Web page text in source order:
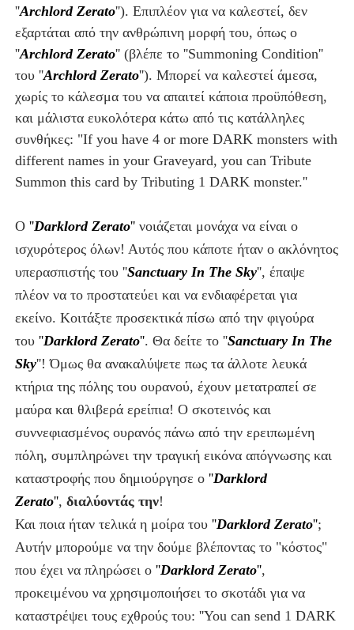
''Archlord Zerato''). Επιπλέον για να καλεστεί, δεν
εξαρτάται από την ανθρώπινη μορφή του, όπως ο
''Archlord Zerato'' (βλέπε το ''Summoning Condition''
του ''Archlord Zerato''). Μπορεί να καλεστεί άμεσα,
χωρίς το κάλεσμα του να απαιτεί κάποια προϋπόθεση,
και μάλιστα ευκολότερα κάτω από τις κατάλληλες
συνθήκες: "If you have 4 or more DARK monsters with
different names in your Graveyard, you can Tribute
Summon this card by Tributing 1 DARK monster.''
O ''Darklord Zerato''νοιάζεται μονάχα να είναι ο
ισχυρότερος όλων! Αυτός που κάποτε ήταν ο ακλόνητος
υπερασπιστής του ''Sanctuary In The Sky'', έπαψε
πλέον να το προστατεύει και να ενδιαφέρεται για
εκείνο. Κοιτάξτε προσεκτικά πίσω από την φιγούρα
του ''Darklord Zerato''. Θα δείτε το ''Sanctuary In The
Sky''! Όμως θα ανακαλύψετε πως τα άλλοτε λευκά
κτήρια της πόλης του ουρανού, έχουν μετατραπεί σε
μαύρα και θλιβερά ερείπια! Ο σκοτεινός και
συννεφιασμένος ουρανός πάνω από την ερειπωμένη
πόλη, συμπληρώνει την τραγική εικόνα απόγνωσης και
καταστροφής που δημιούργησε ο ''Darklord
Zerato'', διαλύοντάς την!
Και ποια ήταν τελικά η μοίρα του ''Darklord Zerato'';
Αυτήν μπορούμε να την δούμε βλέποντας το "κόστος"
που έχει να πληρώσει ο ''Darklord Zerato'',
προκειμένου να χρησιμοποιήσει το σκοτάδι για να
καταστρέψει τους εχθρούς του: ''You can send 1 DARK